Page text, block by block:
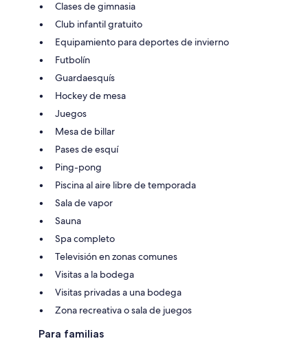
Clases de gimnasia
Club infantil gratuito
Equipamiento para deportes de invierno
Futbolín
Guardaesquís
Hockey de mesa
Juegos
Mesa de billar
Pases de esquí
Ping-pong
Piscina al aire libre de temporada
Sala de vapor
Sauna
Spa completo
Televisión en zonas comunes
Visitas a la bodega
Visitas privadas a una bodega
Zona recreativa o sala de juegos
Para familias